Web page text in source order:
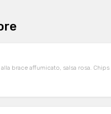
brace affumicato, salsa rosa.